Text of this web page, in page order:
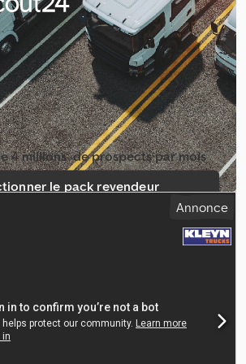
de vitesses:6, classe d'émission:Euro 6,
de sièges:3 , longueur totale:7 250
220 mm, hauteur totale: 3 290 mm
, longueur
4 430 mm, largeur de l’espace de
, hauteur de l'espace de chargement:2 350
2022, Équipement:ABS, Bluetooth,
de traction, hayon élévateur, régulateur
électrique des vitres, rétroviseur
de navigation, verrouillage centralisé, =
supplémentaires = - Rétroviseurs
- Aucun - Plateau élévateur -
- Caméra de recul - Tissu = Remarques =
à vide : 1 861 kg, poids total autorisé en
kg, type de cabine : cabine simple,
climatisation, nombre d’airbags : 1, aide au
caméra de recul, type d’éclairage : lampe
du moteur : 120 kW (161 ch),
Euro : 6, système de distribution : chaîne
4 millions ­ de prospects par mois
le pack revendeur
Annonce